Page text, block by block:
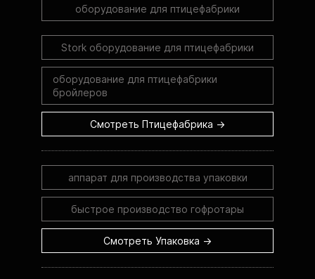
оборудование для птицефабрики
Stork оборудование для птицефабрики
оборудование для птицефабрики
бройлеров
Смотреть Птицефабрика →
аппарат для производства упаковки
быстрое производство гофротары
Смотреть Упаковка →